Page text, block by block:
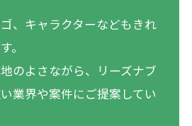
、キャラクターなどもきれ
。
のよさながら、リーズナブ
業界や案件にご提案してい